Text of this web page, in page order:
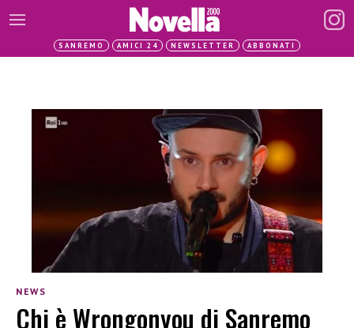
SANREMO AMICI 24 NEWSLETTER ABBONATI
NEWS
Chi è Wrongonyou di Sanremo